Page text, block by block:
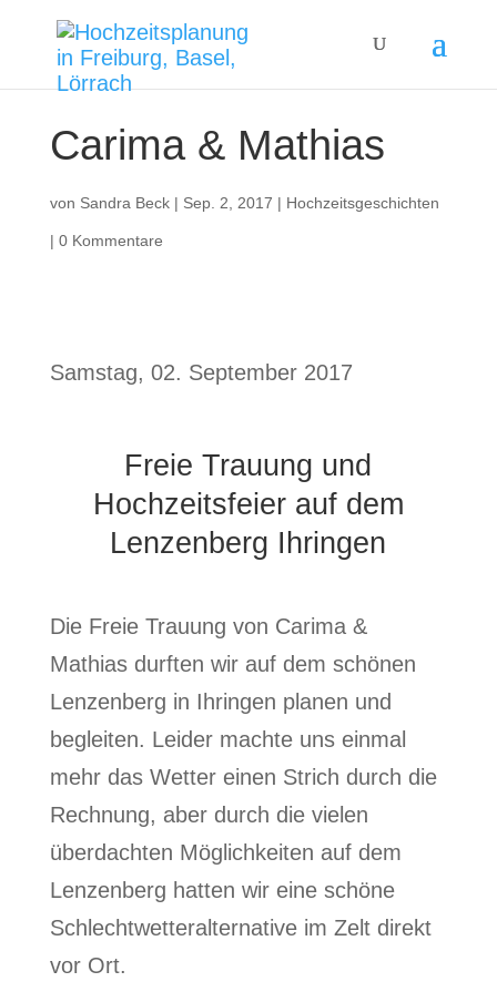
Carima & Mathias
von Sandra Beck| Sep. 2, 2017 | Hochzeitsgeschichten
| 0 Kommentare
Samstag, 02. September 2017
Freie Trauung und
Hochzeitsfeier auf dem
Lenzenberg Ihringen
Die Freie Trauung von Carima &
Mathias durften wir auf dem schönen
Lenzenberg in Ihringen planen und
begleiten. Leider machte uns einmal
mehr das Wetter einen Strich durch die
Rechnung, aber durch die vielen
überdachten Möglichkeiten auf dem
Lenzenberg hatten wir eine schöne
Schlechtwetteralternative im Zelt direkt
vor Ort.